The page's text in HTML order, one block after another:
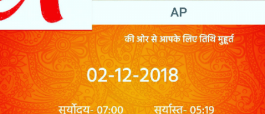
ચંદ્રાસ્ત : 02:20 pm
સૂર્ય રાશિ : વૃશ્ચિક
ચંદ્ર રાશિ : કન્યા